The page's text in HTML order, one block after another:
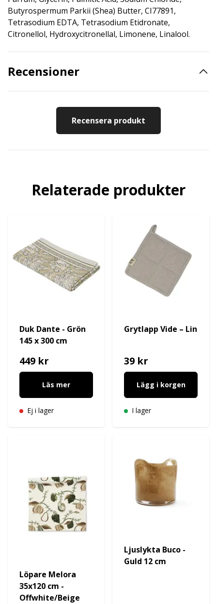
Butyrospermum Parkii (Shea) Butter, CI77891,
Tetrasodium EDTA, Tetrasodium Etidronate,
Citronellol, Hydroxycitronellal, Limonene, Linalool.
Recensioner
Recensera produkt
Relaterade produkter
Duk Dante - Grön
145 x 300 cm
449 kr
Läs mer
Ej i lager
Grytlapp Vide – Lin
39 kr
Lägg i korgen
I lager
Löpare Melora
35x120 cm -
Offwhite/Beige
Ljuslykta Buco -
Guld 12 cm